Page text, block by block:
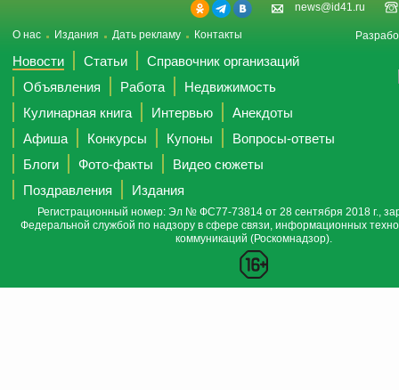
news@id41.ru
О нас Издания Дать рекламу Контакты
Новости Статьи
Справочник организаций
Объявления
Работа
Недвижимость
Кулинарная книга
Интервью
Анекдоты
Афиша
Конкурсы Купоны
Вопросы-ответы
Блоги
Фото-факты
Видео сюжеты
Поздравления
Издания
Регистрационный номер: Эл № ФС77-73814 от 28 сентября 2018 г.,
Федеральной службой по надзору в сфере связи, информационных
коммуникаций (Роскомнадзор).